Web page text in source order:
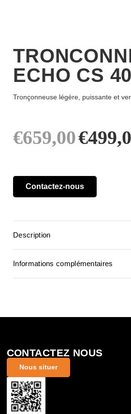
ECHO CS
Tronçonneuse légère, puissante et
€659,00Le
initial
était :
€
Contactez-nous
Description
Informations complémentaires
CONTACTEZ NOUS
Nous situer